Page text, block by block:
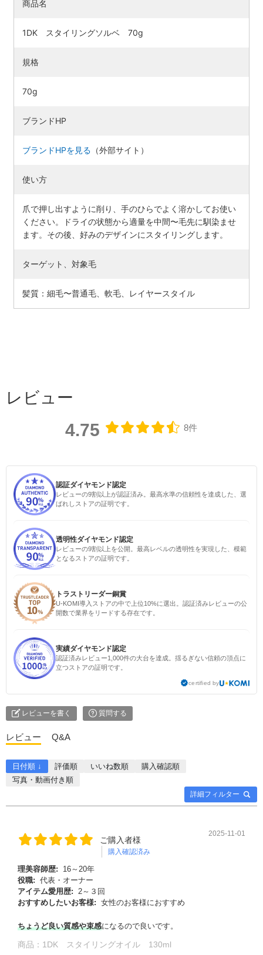
商品名
1DK スタイリングソルベ 70g
規格
70g
ブランドHP
ブランドHPを見る （外部サイト）
使い方
爪で押し出すように削り、手のひらでよく溶かしてお使い
ください。ドライの状態から適量を中間〜毛先に馴染ませ
ます。その後、好みのデザインにスタイリングします。
ターゲット、対象毛
髪質：細毛〜普通毛、軟毛、レイヤースタイル
レビュー
4.75 8件
認証ダイヤモンド認定
レビューの9割以上が認証済み。最高水準の信頼性を達成した、選
ばれしストアの証明です。
透明性ダイヤモンド認定
レビューの9割以上を公開。最高レベルの透明性を実現した、模範
となるストアの証明です。
トラストリーダー銅賞
U-KOMI導入ストアの中で上位10%に選出。認証済みレビューの公
開数で業界をリードする存在です。
実績ダイヤモンド認定
認証済みレビュー1,000件の大台を達成。揺るぎない信頼の頂点に
立つストアの証明です。
certified by
レビューを書く 質問する
レビュー Q&A
詳細フィルター
日付順 ↓ 評価順 いいね数順
購入確認順
写真・動画付き順
ご購入者様
購入確認済み
2025-11-01
理美容師歴:
16～20年
役職: 代表・オーナー
アイテム愛用歴: 2～３回
おすすめしたいお客様: 女性のお客様におすすめ
ちょうど良い質感や束感になるので良いです。
商品： 1DK スタイリングオイル 130ml